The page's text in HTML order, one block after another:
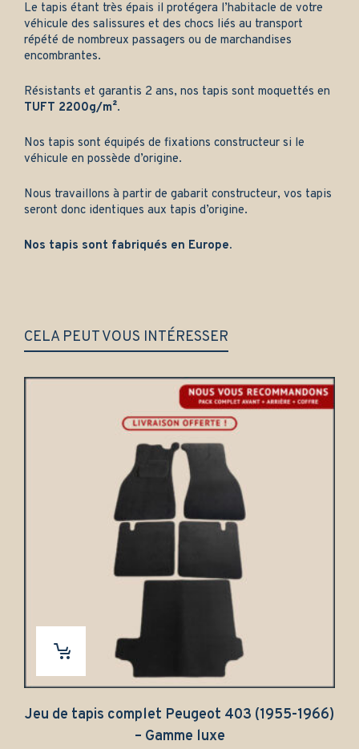
Le tapis étant très épais il protégera l’habitacle de votre
véhicule des salissures et des chocs liés au transport
répété de nombreux passagers ou de marchandises
encombrantes.
Résistants et garantis 2 ans, nos tapis sont moquettés en
TUFT 2200g/m².
Nos tapis sont équipés de fixations constructeur si le
véhicule en possède d’origine.
Nous travaillons à partir de gabarit constructeur, vos tapis
seront donc identiques aux tapis d’origine.
Nos tapis sont fabriqués en Europe.
CELA PEUT VOUS INTÉRESSER
complet Peugeot 403 (1955-1966)
– Gamme luxe
Tapis